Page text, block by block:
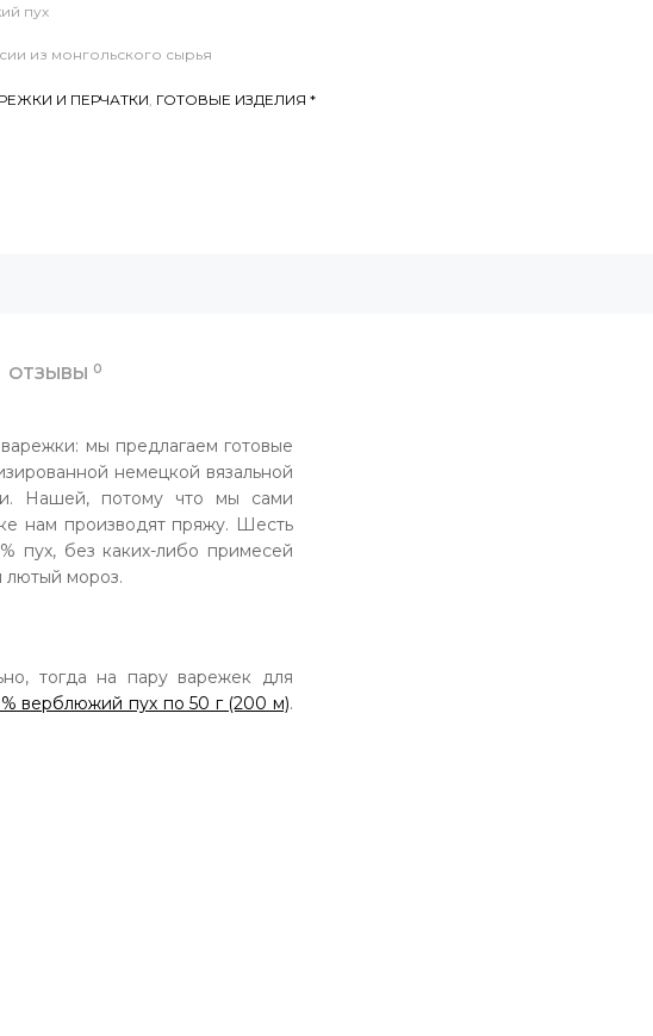
пух
из монгольского сырья
И ПЕРЧАТКИ ГОТОВЫЕ ИЗДЕЛИЯ *
ОТЗЫВЫ 0
мы предлагаем готовые
немецкой вязальной
Нашей, потому что мы сами
нам производят пряжу. Шесть
пух, без каких-либо примесей
лютый мороз.
тогда на пару варежек для
верблюжий пух по 50 г (200 м).